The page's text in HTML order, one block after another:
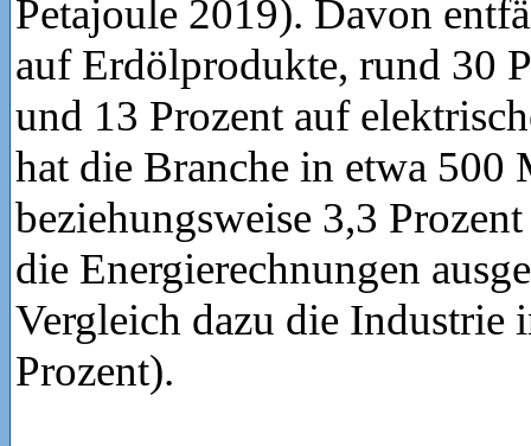
Petajoule 2019). Davon
auf Erdölprodukte, rund 30
und 13 Prozent auf
hat die Branche in etwa
beziehungsweise 3,3
die Energierechnungen
Vergleich dazu die Industrie
Prozent).